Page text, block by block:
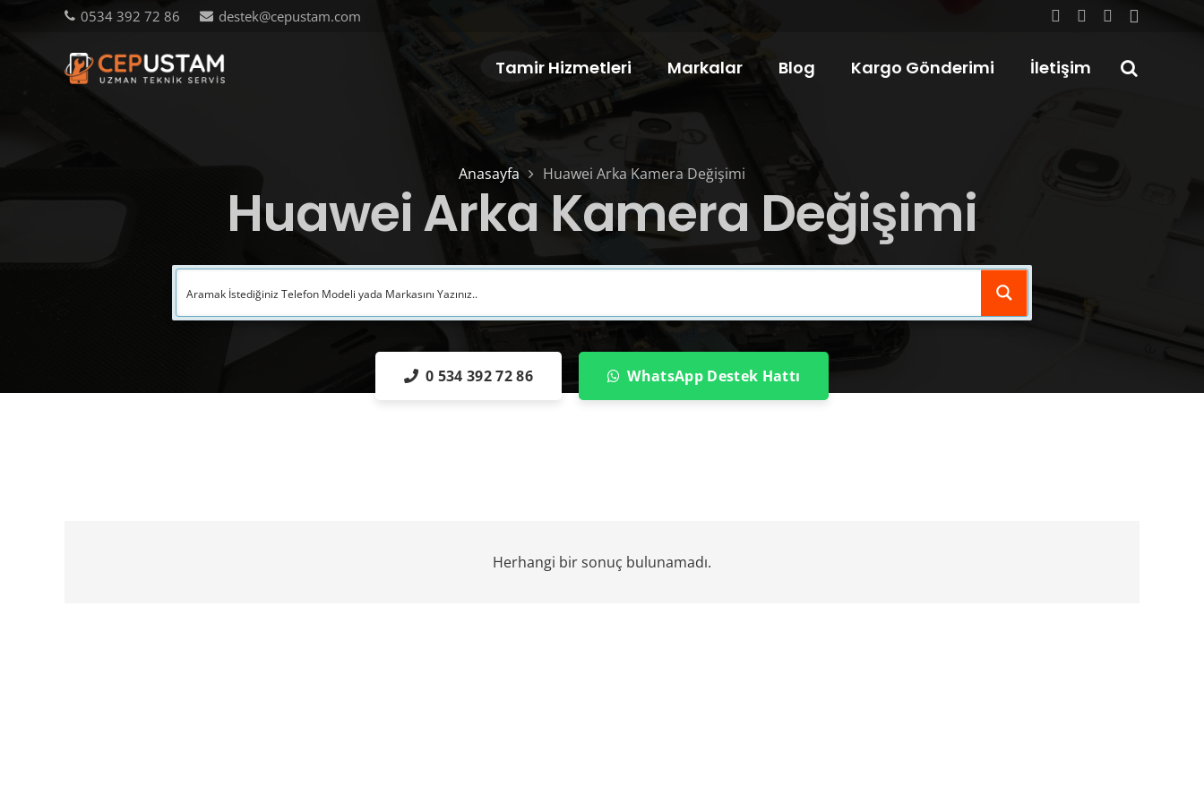
0534 392 72 86 destek@cepustam.com
Tamir Hizmetleri Markalar Blog Kargo Gönderimi İletişim
Anasayfa Huawei Arka Kamera Değişimi
Huawei Arka Kamera Değişimi
0 534 392 72 86 WhatsApp Destek Hattı
Herhangi bir sonuç bulunamadı.